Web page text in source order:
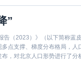
”
（2023）》（以下简称
点支撑、梯度分布格局，
，对北京人口形势进行了